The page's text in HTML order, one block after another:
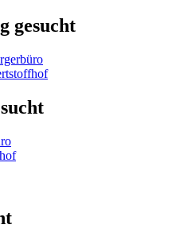
gesucht